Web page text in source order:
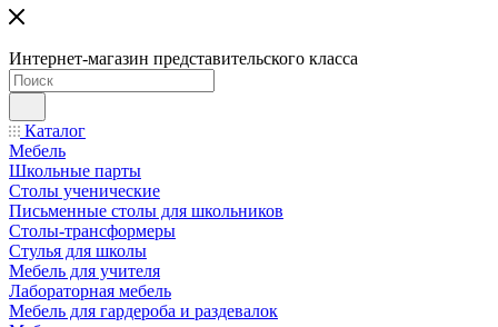
Интернет-магазин представительского класса
Каталог
Мебель
Школьные парты
Столы ученические
Письменные столы для школьников
Столы-трансформеры
Стулья для школы
Мебель для учителя
Лабораторная мебель
Мебель для гардероба и раздевалок